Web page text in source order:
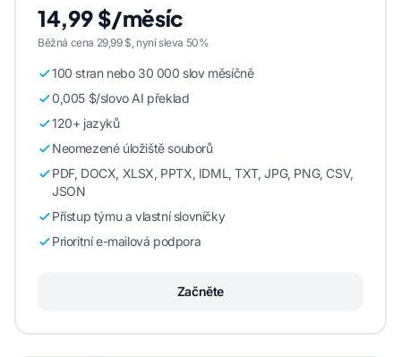
14,99 $/měsíc
Běžná cena 29,99 $, nyní sleva 50%
100 stran nebo 30 000 slov měsíčně
0,005 $/slovo AI překlad
120+ jazyků
Neomezené úložiště souborů
PDF, DOCX, XLSX, PPTX, IDML, TXT, JPG, PNG, CSV,
JSON
Přístup týmu a vlastní slovníčky
Prioritní e-mailová podpora
Začněte